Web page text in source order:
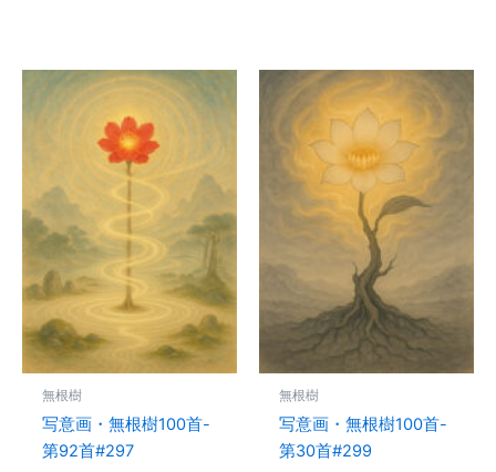
無根樹
写意画・無根樹100首-
第92首#297
無根樹
写意画・無根樹100首-
第30首#299